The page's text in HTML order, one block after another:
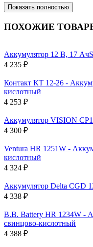
Показать полностью
ПОХОЖИЕ
Аккумулятор 12 В, 17
4 235 ₽
Контакт КТ 12-26 -
кислотный
4 253 ₽
Аккумулятор VISION
4 300 ₽
Ventura HR 1251W -
кислотный
4 324 ₽
Аккумулятор Delta CGD
4 338 ₽
B.B. Battery HR 1234W -
свинцово-кислотный
4 388 ₽